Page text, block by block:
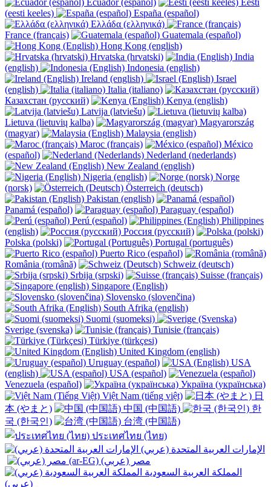
(eesti keeles)
España (español)
Ελλάδα (ελληνικά)
France (français)
Guatemala (español)
Hong Kong (english)
Hrvatska (hrvatski)
India
(english)
Indonesia (english)
Ireland (english)
Israel
(english)
Italia (italiano)
Казахстан (русский)
Kenya (english)
Latvija (latviešu)
Lietuva (lietuvių kalba)
Magyarország
(magyar)
Malaysia (english)
Maroc (français)
México
(español)
Nederland (nederlands)
New Zealand (english)
Nigeria (english)
Norge
(norsk)
Österreich (deutsch)
Pakistan (english)
Panamá (español)
Paraguay (español)
Perú (español)
Philippines
(english)
Россия (русский)
Polska (polski)
Portugal (português)
Puerto Rico (español)
România (română)
Schweiz (deutsch)
Srbija (srpski)
Suisse (français)
Singapore (English)
Slovensko (slovenčina)
South Afrika (english)
Suomi (suomeksi)
Sverige (svenska)
Tunisie (français)
Türkiye (türkçesi)
United Kingdom (english)
Uruguay (español)
USA
(english)
USA (español)
Venezuela (español)
Україна (українська)
Việt Nam (tiếng việt)
日
本 (やまと)
中国 (中国語)
한
국 (한국인)
台湾 (中国語)
ประเทศไทย (ไทย)